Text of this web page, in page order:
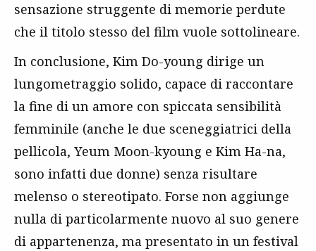
sensazione struggente di memorie perdute
che il titolo stesso del film vuole sottolineare.
In conclusione, Kim Do-young dirige un
lungometraggio solido, capace di raccontare
la fine di un amore con spiccata sensibilità
femminile (anche le due sceneggiatrici della
pellicola, Yeum Moon-kyoung e Kim Ha-na,
sono infatti due donne) senza risultare
melenso o stereotipato. Forse non aggiunge
nulla di particolarmente nuovo al suo genere
di appartenenza, ma presentato in un festival